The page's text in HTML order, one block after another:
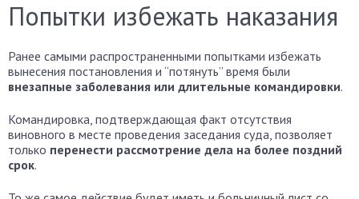
Попытки избежать наказания
Ранее самыми распространенными попытками избежать
вынесения постановления и “потянуть” время были
внезапные заболевания или длительные командировки.
Командировка, подтверждающая факт отсутствия
виновного в месте проведения заседания суда, позволяет
только перенести рассмотрение дела на более поздний
срок.